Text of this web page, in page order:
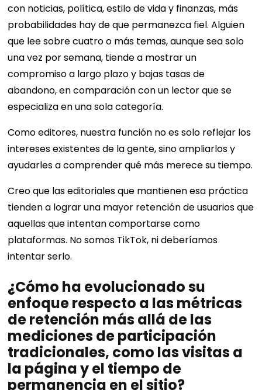
con noticias, política, estilo de vida y finanzas, más
probabilidades hay de que permanezca fiel. Alguien
que lee sobre cuatro o más temas, aunque sea solo
una vez por semana, tiende a mostrar un
compromiso a largo plazo y bajas tasas de
abandono, en comparación con un lector que se
especializa en una sola categoría.
Como editores, nuestra función no es solo reflejar los
intereses existentes de la gente, sino ampliarlos y
ayudarles a comprender qué más merece su tiempo.
Creo que las editoriales que mantienen esa práctica
tienden a lograr una mayor retención de usuarios que
aquellas que intentan comportarse como
plataformas. No somos TikTok, ni deberíamos
intentar serlo.
¿Cómo ha evolucionado su
enfoque respecto a las métricas
de retención más allá de las
mediciones de participación
tradicionales, como las visitas a
la página y el tiempo de
permanencia en el sitio?